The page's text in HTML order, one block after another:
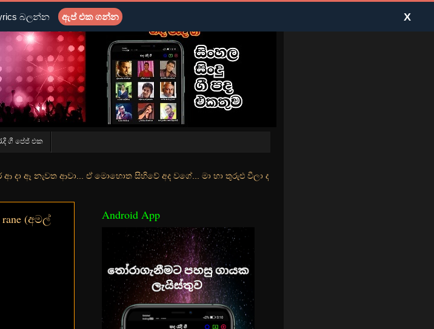
ගී පේජ් එක
ඒ මොහොත සිහිවේ අද වගේ... මා හා තුරුළු වීලා දෑසේ කදුළු බීලා රහසේ සුසුම් ලෑ හඩ ඇසේ... නිල්වන්
(අමල්
Android App
බලන්න ඇප් එක ගන්න X